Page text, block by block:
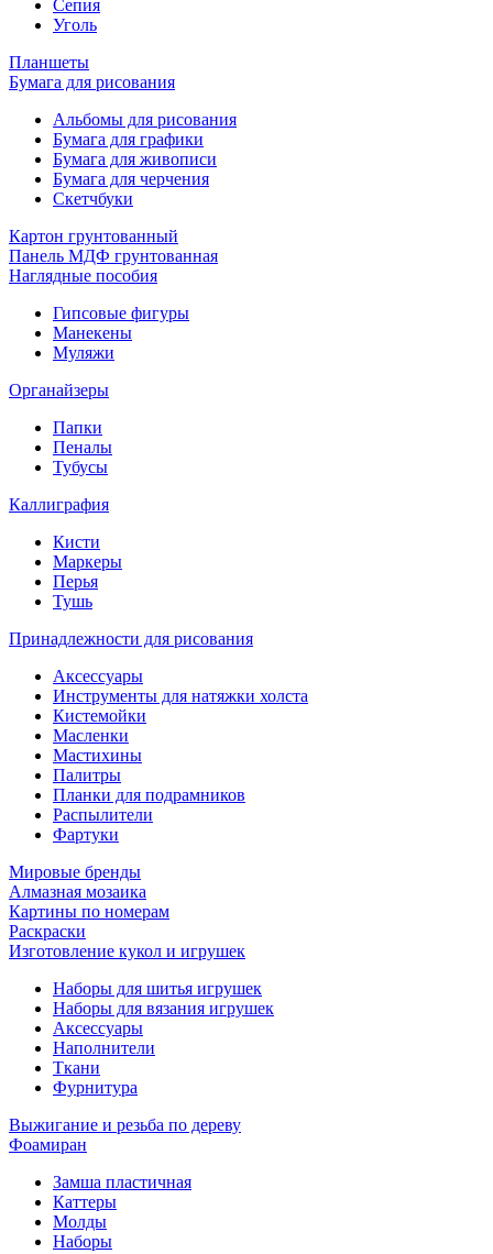
Сепия
Уголь
Планшеты
Бумага для рисования
Альбомы для рисования
Бумага для графики
Бумага для живописи
Бумага для черчения
Скетчбуки
Картон грунтованный
Панель МДФ грунтованная
Наглядные пособия
Гипсовые фигуры
Манекены
Муляжи
Органайзеры
Папки
Пеналы
Тубусы
Каллиграфия
Кисти
Маркеры
Перья
Тушь
Принадлежности для рисования
Аксессуары
Инструменты для натяжки холста
Кистемойки
Масленки
Мастихины
Палитры
Планки для подрамников
Распылители
Фартуки
Мировые бренды
Алмазная мозаика
Картины по номерам
Раскраски
Изготовление кукол и игрушек
Наборы для шитья игрушек
Наборы для вязания игрушек
Аксессуары
Наполнители
Ткани
Фурнитура
Выжигание и резьба по дереву
Фоамиран
Замша пластичная
Каттеры
Молды
Наборы